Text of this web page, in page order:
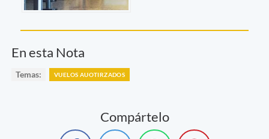
En esta Nota
Temas: VUELOS AUOTIRZADOS
Compártelo